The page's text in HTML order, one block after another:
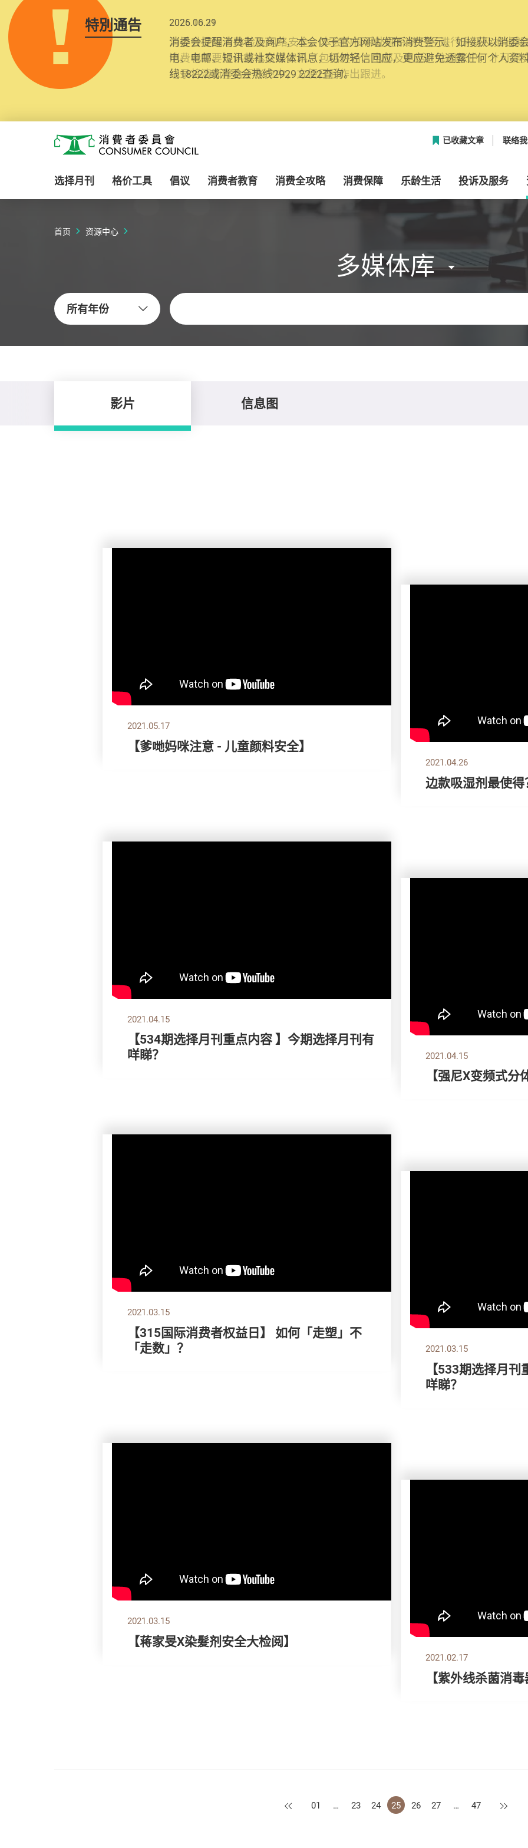
特別通告 2025.10.31
为提升使用者体验及网络安全，本会的投诉处理系统已经进行升级及推出
消费者需要提供基本联络资料（包括姓名、电邮及电话）注册帐户，才可提
纪录将清晰整合于帐户中，方便日后作出跟进。
消费者委员会
已收藏文章 联络
选择月刊 格价工具 倡议 消费者教育 消费全攻略 消费保障 乐龄生活 投诉及服务
首页 资源中心
多媒体库
所有年份
关键字
影片 信息图
2021.05.17
【爹哋妈咪注意 - 儿童颜料安全】
2021.04.26
边款吸湿剂最使得
2021.04.15
【534期选择月刊重点内容 】今期选择月刊有
咩睇？
2021.04.15
【强尼X变频式
2021.03.15
【315国际消费者权益日】 如何「走塑」不
「走数」？
2021.03.15
【533期选择月
咩睇？
2021.03.15
【蒋家旻X染髮剂安全大检阅】
2021.02.17
【紫外线杀菌消
上一页
01 … 23 24 25 26 27 … 47 下一页